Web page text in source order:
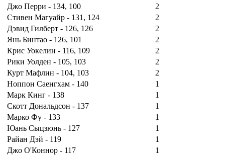
Джо Перри - 134, 100
2
Стивен Магуайр - 131, 124
2
Дэвид Гилберт - 126, 126
2
Янь Бинтао - 126, 101
2
Крис Уокелин - 116, 109
2
Рики Уолден - 105, 103
2
Курт Мафлин - 104, 103
2
Ноппон Саенгхам - 140
1
Марк Кинг - 138
1
Скотт Дональдсон - 137
1
Марко Фу - 133
1
Юань Сыцзюнь - 127
1
Райан Дэй - 119
1
Джо О'Коннор - 117
1